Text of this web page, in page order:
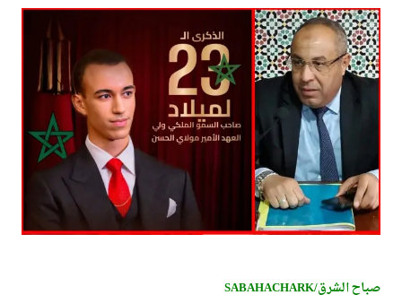
صباح الشرق/
SABAHACHARK